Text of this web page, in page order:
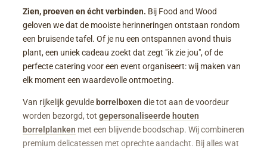
Zien, proeven en écht verbinden. Bij Food and Wood
geloven we dat de mooiste herinneringen ontstaan rondom
een bruisende tafel. Of je nu een ontspannen avond thuis
plant, een uniek cadeau zoekt dat zegt "ik zie jou", of de
perfecte catering voor een event organiseert: wij maken van
elk moment een waardevolle ontmoeting.
Van rijkelijk gevuldeborrelboxen die tot aan de voordeur
worden bezorgd, tot gepersonaliseerde houten
borrelplanken met een blijvende boodschap. Wij combineren
premium delicatessen met oprechte aandacht. Bij alles wat